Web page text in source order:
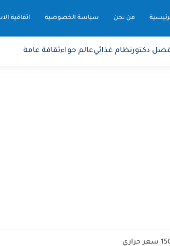
من نحن سياسة الخصوصية اتفاقية
دكتورنظام غذائيعالم حواءثقافة عامة